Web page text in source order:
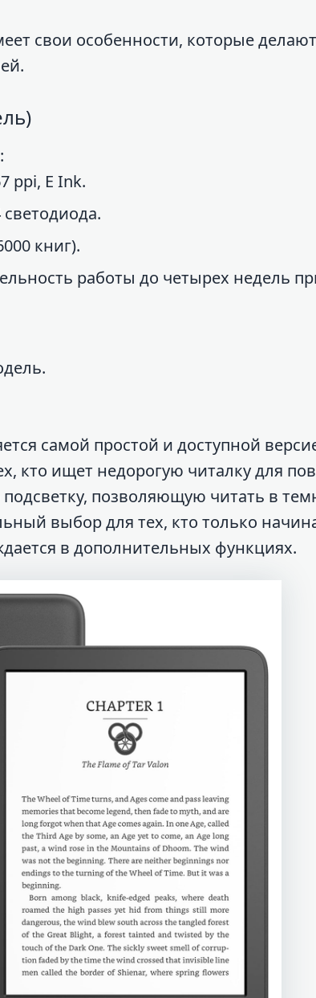
свои особенности, которые
ppi, E Ink.
книг).
работы до четырех недель
самой простой и доступной
кто ищет недорогую читалку для
позволяющую читать в
выбор для тех, кто только
в дополнительных функциях.